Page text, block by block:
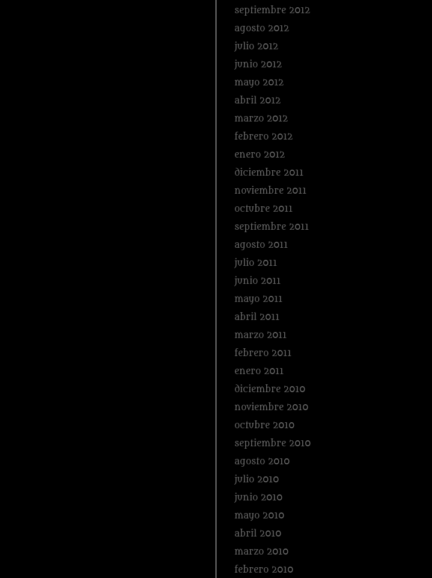
septiembre 2012
agosto 2012
julio 2012
junio 2012
mayo 2012
abril 2012
marzo 2012
febrero 2012
enero 2012
diciembre 2011
noviembre 2011
octubre 2011
septiembre 2011
agosto 2011
julio 2011
junio 2011
mayo 2011
abril 2011
marzo 2011
febrero 2011
enero 2011
diciembre 2010
noviembre 2010
octubre 2010
septiembre 2010
agosto 2010
julio 2010
junio 2010
mayo 2010
abril 2010
marzo 2010
febrero 2010